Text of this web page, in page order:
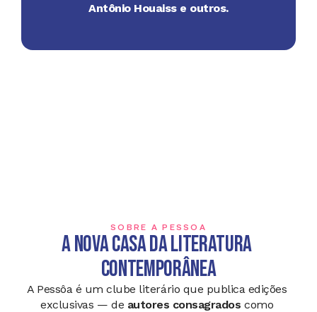
Antônio Houaiss e outros.
SOBRE A PESSÔA
A Nova Casa da Literatura
Contemporânea
A Pessôa é um clube literário que publica edições
exclusivas — de autores consagrados